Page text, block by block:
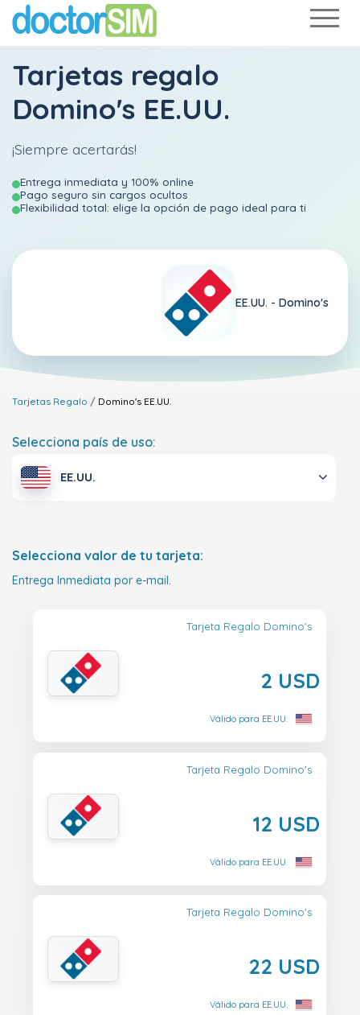
Tarjetas regalo
Domino's EE.UU.
¡Siempre acertarás!
Entrega inmediata y 100% online
Pago seguro sin cargos ocultos
Flexibilidad total: elige la opción de pago ideal para ti
EE.UU. - Domino's
Tarjetas Regalo Domino's EE.UU.
Selecciona país de uso:
EE.UU.
Selecciona valor de tu tarjeta:
Entrega Inmediata por e-mail.
Tarjeta Regalo Domino's
2 USD
Válido para EE.UU.
Tarjeta Regalo Domino's
12 USD
Válido para EE.UU.
Tarjeta Regalo Domino's
22 USD
Válido para EE.UU.